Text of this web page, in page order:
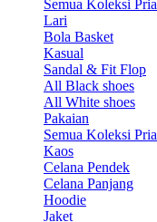
Semua Koleksi Pria
Lari
Bola Basket
Kasual
Sandal & Fit Flop
All Black shoes
All White shoes
Pakaian
Semua Koleksi Pria
Kaos
Celana Pendek
Celana Panjang
Hoodie
Jaket